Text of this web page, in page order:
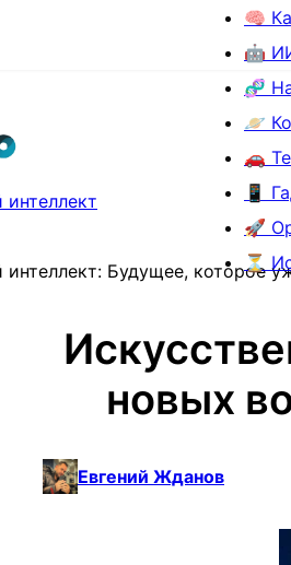
🧠
🤖
🧬
🪐
🚗
📱
🚀
⏳
интеллект: Будущее, которое
новых
Евгений Жданов